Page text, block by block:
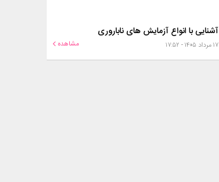
آشنایی با انواع آزمایش های ناباروری
۱۷ مرداد ۱۴۰۵ - ۱۷:۵۲ مشاهده